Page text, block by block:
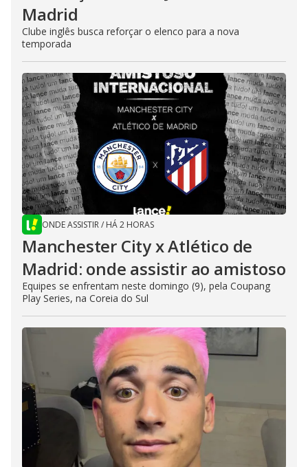
Madrid
Clube inglês busca reforçar o elenco para a nova
temporada
ONDE ASSISTIR/ HÁ 2 HORAS
Manchester City x Atlético de
Madrid: onde assistir ao amistoso
Equipes se enfrentam neste domingo (9), pela Coupang
Play Series, na Coreia do Sul